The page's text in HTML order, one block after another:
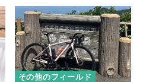
その他のフィールド